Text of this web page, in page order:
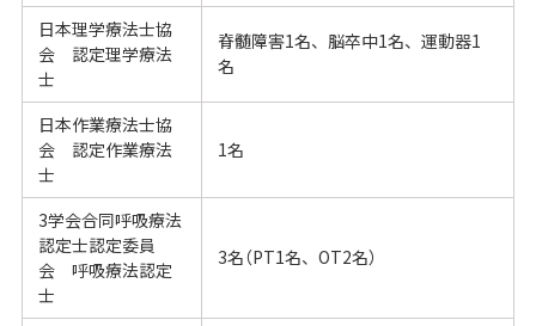
日本理学療法士協
会 認定理学療法
士
脊髄障害1名、脳卒中1名、運動器1
名
日本作業療法士協
会 認定作業療法
士
1名
3学会合同呼吸療法
認定士認定委員
会 呼吸療法認定
士
3名（PT1名、OT2名）